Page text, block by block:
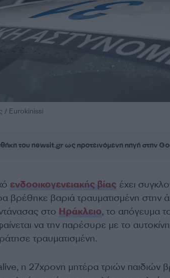
/ Eurokinissi
του newsit.gr ως προτεινόμενη πηγή στην
ενδοοικογενειακής βίας έχει
βρέθηκε βαριά τραυματισμένη στην
στο Ηράκλειο, το απόγευμα
να την παρέσυρε με το
τραυματισμένη.
η 27χρονη μητέρα τριών παιδιών